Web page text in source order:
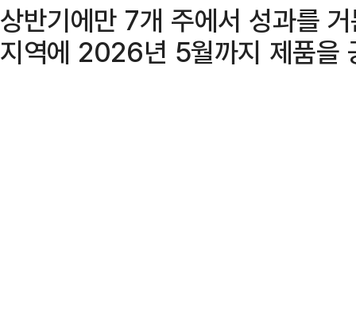
상반기에만 7개 주에서 성과를
지역에 2026년 5월까지 제품을